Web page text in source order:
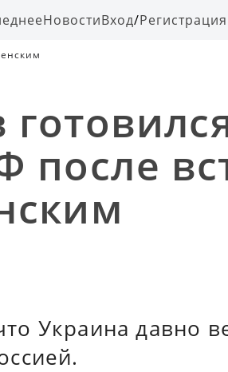
НовостиВход/Регистрация
после
Украина давно